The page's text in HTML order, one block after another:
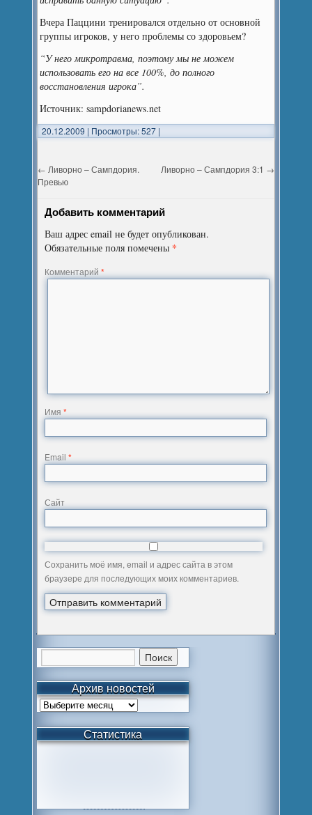
Вчера Паццини тренировался отдельно от основной
группы игроков, у него проблемы со здоровьем?
“У него микротравма, поэтому мы не можем
использовать его на все 100%, до полного
восстановления игрока”.
Источник: sampdorianews.net
20.12.2009 | Просмотры: 527 |
← Ливорно – Сампдория.
Превью
Ливорно – Сампдория 3:1 →
Добавить комментарий
Ваш адрес email не будет опубликован.
Обязательные поля помечены *
Комментарий*
Имя*
Email*
Сайт
Сохранить моё имя, email и адрес сайта в этом
браузере для последующих моих комментариев.
Архив новостей
Статистика